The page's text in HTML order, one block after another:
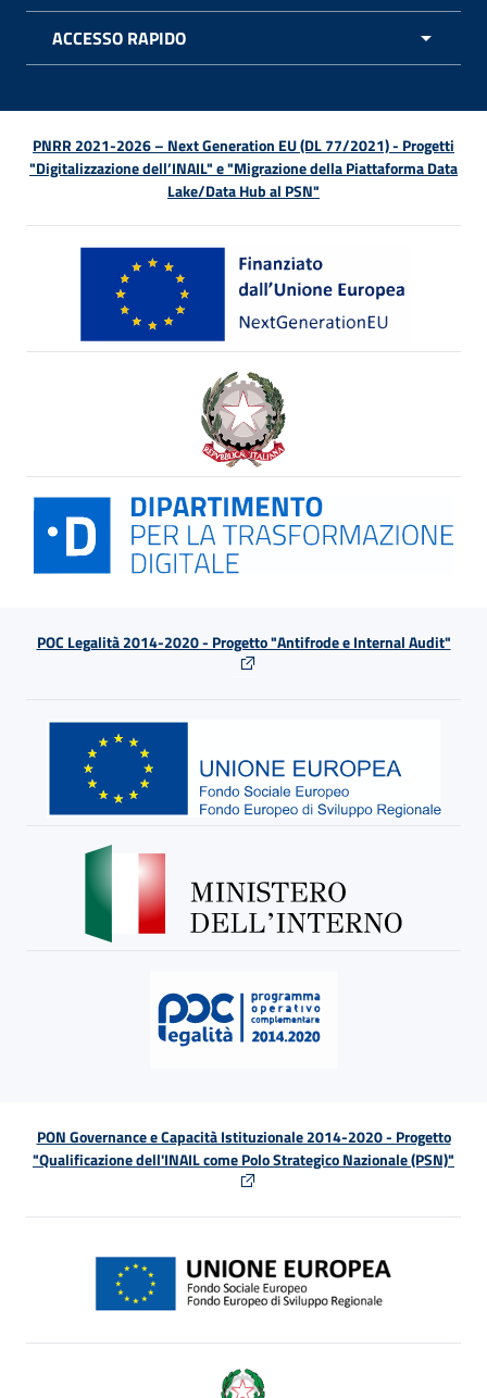
ACCESSO RAPIDO
PNRR 2021-2026 – Next Generation EU (DL 77/2021) - Progetti
"Digitalizzazione dell’INAIL" e "Migrazione della Piattaforma Data
Lake/Data Hub al PSN"
POC Legalità 2014-2020 - Progetto "Antifrode e Internal Audit"
PON Governance e Capacità Istituzionale 2014-2020 - Progetto
"Qualificazione dell'INAIL come Polo Strategico Nazionale (PSN)"